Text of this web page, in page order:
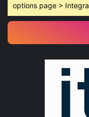
options page >